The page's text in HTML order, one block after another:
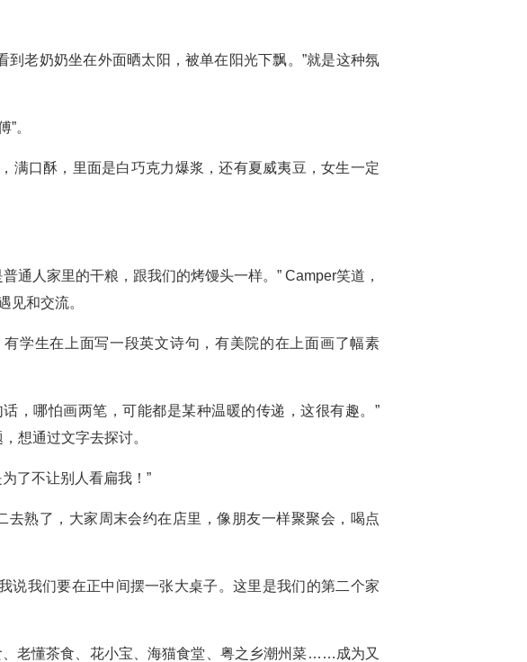
老奶奶坐在外面晒太阳，被单在阳光下飘。”就是这种氛
。
满口酥，里面是白巧克力爆浆，还有夏威夷豆，女生一定
通人家里的干粮，跟我们的烤馒头一样。” Camper笑道，
见和交流。
学生在上面写一段英文诗句，有美院的在上面画了幅素
，哪怕画两笔，可能都是某种温暖的传递，这很有趣。”
想通过文字去探讨。
了不让别人看扁我！”
熟了，大家周末会约在店里，像朋友一样聚聚会，喝点
说我们要在正中间摆一张大桌子。这里是我们的第二个家
老懂茶食、花小宝、海猫食堂、粤之乡潮州菜……成为又